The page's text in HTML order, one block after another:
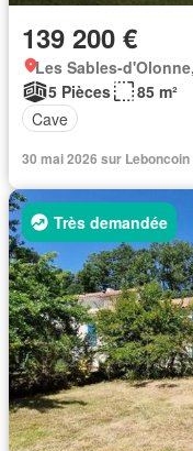
139 200 €
Les Sables-
5 Pièces
85 m²
Cave
30 mai 2026 sur Leboncoin
Très demandée